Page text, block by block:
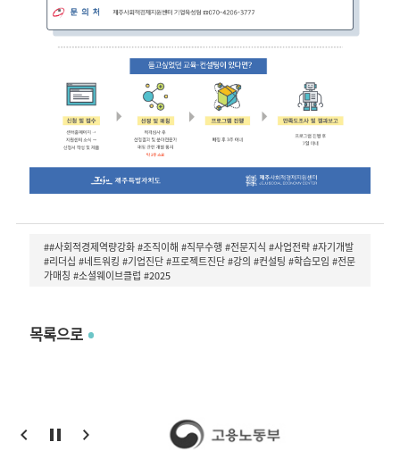
##사회적경제역량강화 #조직이해 #직무수행 #전문지식 #사업전략 #자기개발
#리더십 #네트워킹 #기업진단 #프로젝트진단 #강의 #컨설팅 #학습모임 #전문
가매칭 #소셜웨이브클럽 #2025
목록으로